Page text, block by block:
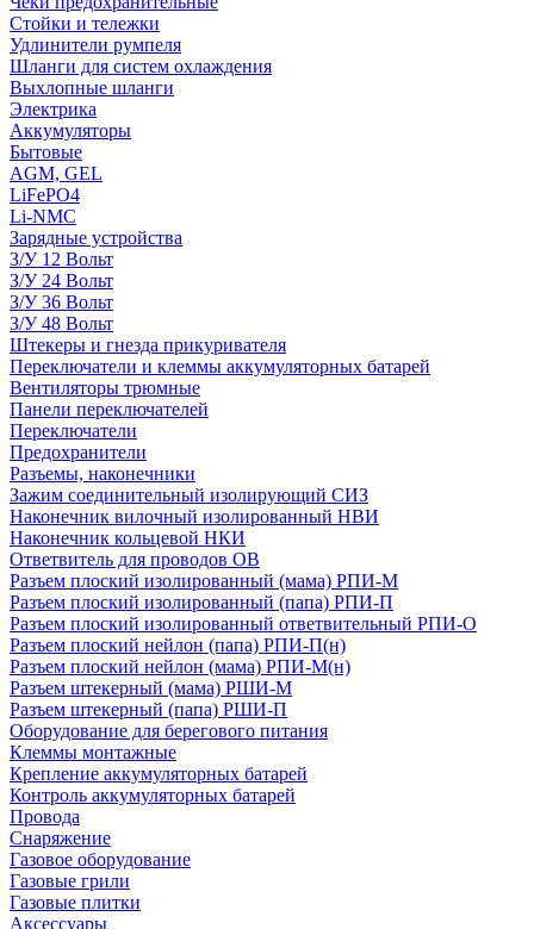
Стойки и тележки
Удлинители румпеля
Шланги для систем охлаждения
Выхлопные шланги
Электрика
Аккумуляторы
Бытовые
AGM, GEL
LiFePO4
Li-NMC
Зарядные устройства
З/У 12 Вольт
З/У 24 Вольт
З/У 36 Вольт
З/У 48 Вольт
Штекеры и гнезда прикуривателя
Переключатели и клеммы аккумуляторных батарей
Вентиляторы трюмные
Панели переключателей
Переключатели
Предохранители
Разъемы, наконечники
Зажим соединительный изолирующий СИЗ
Наконечник вилочный изолированный НВИ
Наконечник кольцевой НКИ
Ответвитель для проводов ОВ
Разъем плоский изолированный (мама) РПИ-М
Разъем плоский изолированный (папа) РПИ-П
Разъем плоский изолированный ответвительный РПИ-О
Разъем плоский нейлон (папа) РПИ-П(н)
Разъем плоский нейлон (мама) РПИ-М(н)
Разъем штекерный (мама) РШИ-М
Разъем штекерный (папа) РШИ-П
Оборудование для берегового питания
Клеммы монтажные
Крепление аккумуляторных батарей
Контроль аккумуляторных батарей
Провода
Снаряжение
Газовое оборудование
Газовые грили
Газовые плитки
Аксессуары